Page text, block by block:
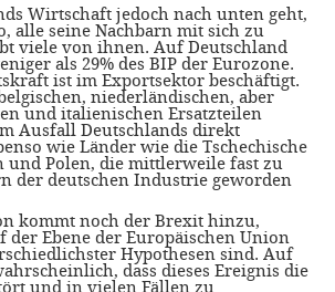
Wirtschaft jedoch nach unten geht,
alle seine Nachbarn mit sich zu
viele von ihnen. Auf Deutschland
als 29% des BIP der Eurozone.
ist im Exportsektor beschäftigt.
niederländischen, aber
und italienischen Ersatzteilen
Ausfall Deutschlands direkt
wie Länder wie die Tschechische
und Polen, die mittlerweile fast zu
der deutschen Industrie geworden
kommt noch der Brexit hinzu,
der Ebene der Europäischen Union
Hypothesen sind. Auf
dass dieses Ereignis die
und in vielen Fällen zu